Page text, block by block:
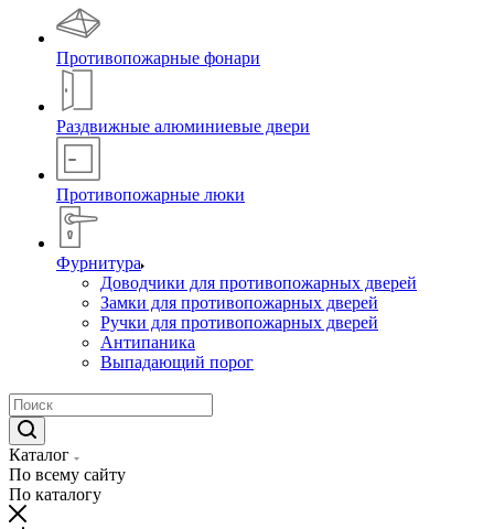
Противопожарные фонари
Раздвижные алюминиевые двери
Противопожарные люки
Фурнитура
Доводчики для противопожарных дверей
Замки для противопожарных дверей
Ручки для противопожарных дверей
Антипаника
Выпадающий порог
Каталог
По всему сайту
По каталогу